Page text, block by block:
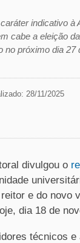
indicativo à
cabe a eleição
no próximo dia 27
28/11/2025
divulgou o
e do novo
dia 18 de
técnicos e